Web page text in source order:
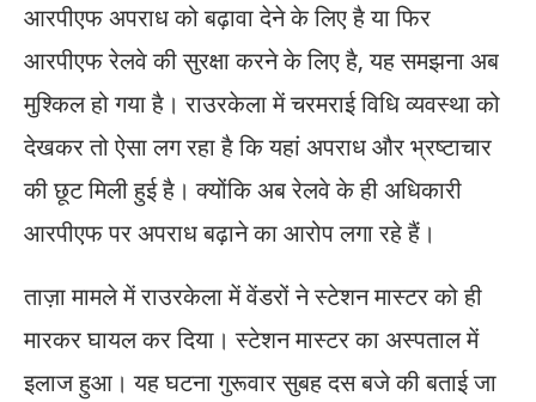
आरपीएफ अपराध को बढ़ावा देने के लिए है या फिर
आरपीएफ रेलवे की सुरक्षा करने के लिए है, यह समझना अब
मुश्किल हो गया है। राउरकेला में चरमराई विधि व्यवस्था को
देखकर तो ऐसा लग रहा है कि यहां अपराध और भ्रष्टाचार
की छूट मिली हुई है। क्योंकि अब रेलवे के ही अधिकारी
आरपीएफ पर अपराध बढ़ाने का आरोप लगा रहे हैं।
ताज़ा मामले में राउरकेला में वेंडरों ने स्टेशन मास्टर को ही
मारकर घायल कर दिया। स्टेशन मास्टर का अस्पताल में
इलाज हुआ। यह घटना गुरूवार सुबह दस बजे की बताई जा